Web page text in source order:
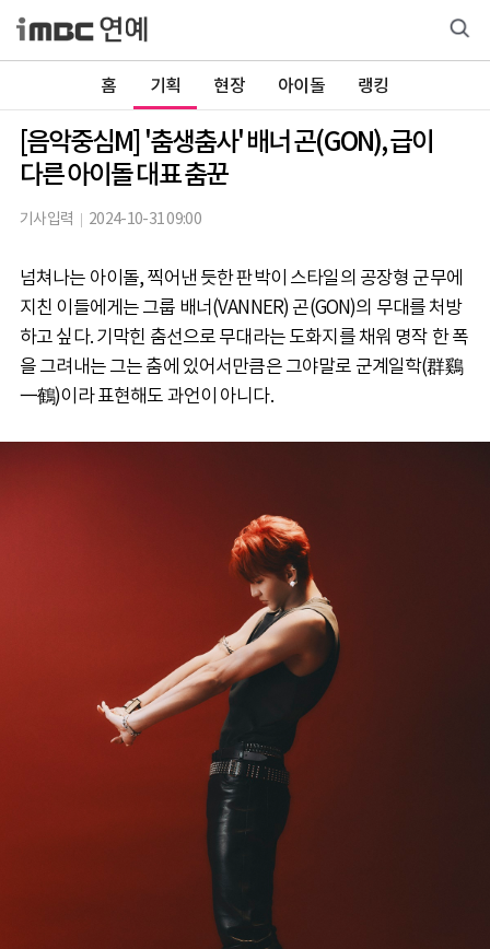
홈 기획 현장 아이돌 랭킹
[음악중심M] '춤생춤사' 배너 곤(GON), 급이
다른 아이돌 대표 춤꾼
기사입력 2024-10-31 09:00
넘쳐나는 아이돌, 찍어낸 듯한 판박이 스타일의 공장형 군무에
지친 이들에게는 그룹 배너(VANNER) 곤(GON)의 무대를 처방
하고 싶다. 기막힌 춤선으로 무대라는 도화지를 채워 명작 한 폭
을 그려내는 그는 춤에 있어서만큼은 그야말로 군계일학(群鷄
一鶴)이라 표현해도 과언이 아니다.